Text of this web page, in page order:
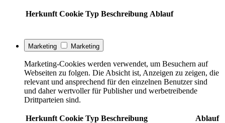
Herkunft Cookie Typ Beschreibung Ablauf
Marketing Marketing
Marketing-Cookies werden verwendet, um Besuchern auf
Webseiten zu folgen. Die Absicht ist, Anzeigen zu zeigen, die
relevant und ansprechend für den einzelnen Benutzer sind
und daher wertvoller für Publisher und werbetreibende
Drittparteien sind.
Herkunft Cookie Typ Beschreibung Ablauf